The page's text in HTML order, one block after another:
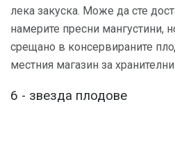
лека закуска. Може да сте
намерите пресни мангустини,
срещано в консервираните
местния магазин за
6 - звезда плодове